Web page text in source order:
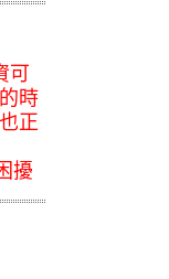
時
正
擾